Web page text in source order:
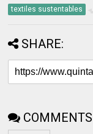
textiles sustentables
SHARE:
COMMENTS